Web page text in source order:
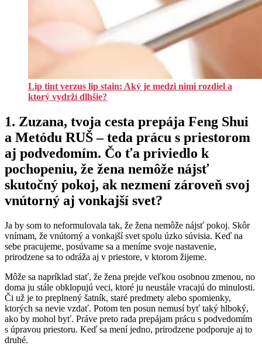
Lip tint verzus lip stain: Aký je medzi nimi rozdiel a
ktorý vydrží dlhšie?
1. Zuzana, tvoja cesta prepája Feng Shui
a Metódu RUŠ – teda prácu s priestorom
aj podvedomím. Čo ťa priviedlo k
pochopeniu, že žena nemôže nájsť
skutočný pokoj, ak nezmení zároveň svoj
vnútorný aj vonkajší svet?
Ja by som to neformulovala tak, že žena nemôže nájsť pokoj. Skôr
vnímam, že vnútorný a vonkajší svet spolu úzko súvisia. Keď na
sebe pracujeme, posúvame sa a meníme svoje nastavenie,
prirodzene sa to odráža aj v priestore, v ktorom žijeme.
Môže sa napríklad stať, že žena prejde veľkou osobnou zmenou, no
doma ju stále obklopujú veci, ktoré ju neustále vracajú do minulosti.
Či už je to preplnený šatník, staré predmety alebo spomienky,
ktorých sa nevie vzdať. Potom ten posun nemusí byť taký hlboký,
ako by mohol byť. Práve preto rada prepájam prácu s podvedomím
s úpravou priestoru. Keď sa mení jedno, prirodzene podporuje aj to
druhé.